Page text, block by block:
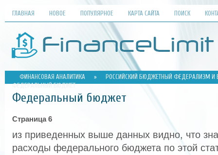
ГЛАВНАЯ НОВОЕ ПОПУЛЯРНОЕ КАРТА САЙТА ПОИСК
ФИНАНСОВАЯ АНАЛИТИКА »
РОССИЙСКИЙ БЮДЖЕТНЫЙ ФЕДЕРАЛИЗМ И
ФЕДЕРАЛЬНЫЙ БЮДЖЕТ
Федеральный бюджет
Страница 6
из приведенных выше данных видно, что
расходы федерального бюджета по этой